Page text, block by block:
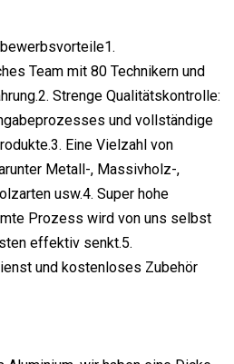
Team mit 80 Technikern und
Strenge Qualitätskontrolle:
und vollständige
Eine Vielzahl von
Metall-, Massivholz-,
usw.4. Super hohe
Prozess wird von uns selbst
effektiv senkt.5.
und kostenloses Zubehör